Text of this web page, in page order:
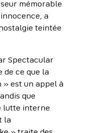
mémorable
a
teintée
Spectacular
de ce que la
» est un appel à
que
lutte interne
la